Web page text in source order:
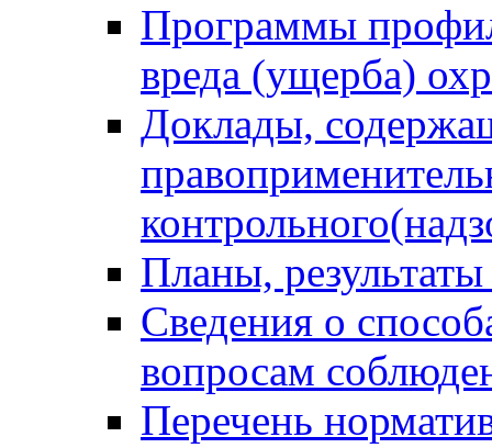
Программы
вреда (ущерба)
Доклады,
Планы,
Сведения о
вопросам
Перечень